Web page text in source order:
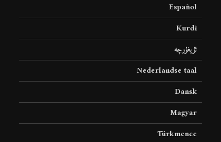
Español
Kurdî
ئۇيغۇرچە
Nederlandse taal
Dansk
Magyar
Türkmence